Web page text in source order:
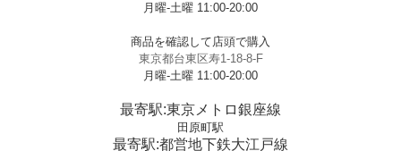
月曜-土曜 11:00-20:00
商品を確認して店頭で購入
東京都台東区寿1-18-8-F
月曜-土曜 11:00-20:00
最寄駅:東京メトロ銀座線
田原町駅
最寄駅:都営地下鉄大江戸線